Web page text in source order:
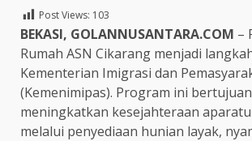
Post Views: 103
BEKASI, GOLANNUSANTARA.COM –
Rumah ASN Cikarang menjadi
Kementerian Imigrasi dan
(Kemenimipas). Program ini bertujuan
meningkatkan kesejahteraan
melalui penyediaan hunian layak,